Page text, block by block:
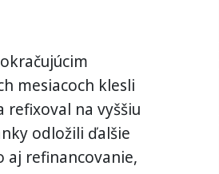
mesiacoch klesli
refixoval na vyššiu
odložili ďalšie
aj refinancovanie,